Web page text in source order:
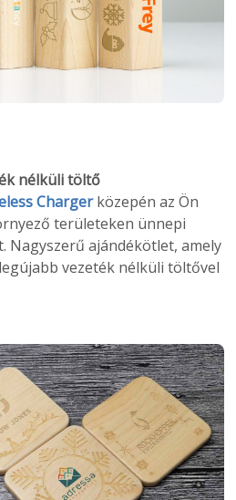
nélküli töltő
Chargerközepén az Ön
területeken ünnepi
Nagyszerű ajándékötlet, amely
vezeték nélküli töltővel